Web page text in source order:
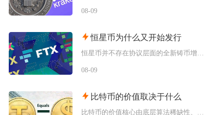
08-09
恒星币为什么又开始发行
恒星币并不存在协议层面的全新铸币增发，市场感知的“再次发行”，本质是恒星发展基金会持续释放
08-09
比特币的价值取决于什么